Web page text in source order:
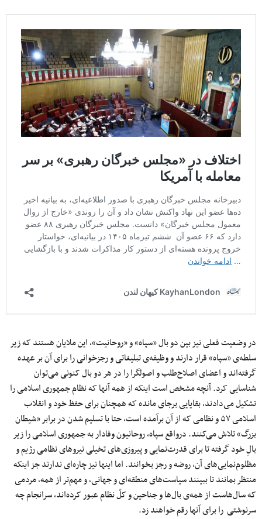
در وضعیت فعلی نیز بین دو بال «سپاه» و «روحانیت»، این ملایان هستند که زیر
سلطه‌ی «سپاه» قرار دارند و وظیفه‌ی تبلیغاتی و رجزخوانی‌ را برای آن بر عهده
گرفته‌اند و اعضای اصلاح‌‌طلب و اصولگرا را در هر دو بال کنونی می‌توان
شناسایی کرد. آنچه مشخص است اینکه از همه آنها که نظام جمهوری اسلامی را
تشکیل می‌دادند، بقایایی برجای مانده که همچنان برای حفظ خود و انقلاب
اسلامی ۵۷ و نظامی که از آن برآمده است، حتا با تسلیم شدن در برابر «شیطان
بزرگ» تلاش می‌کنند. درواقع سپاه، روحانیون وفادار به جمهوری اسلامی را زیر
بالِ خود گرفته تا برای قدرت‌نمایی و پیروزی‌های تخیلی نیروهای نظامی رژیم و
مظلوم‌نمایی‌های آن، روضه و رجز بخوانند. اما اینها نیز چاره‌ای ندارند جز اینکه
منتظر بمانند تا ببینند سیاست‌های منطقه‌ای و جهانی، و مهم‌تر از همه، مردمی
که سال‌هاست از همه‌ی بال‌ها و جناحین و کلّ نظام عبور کرده‌اند، سرانجام چه
سرنوشتی را برای آنها رقم خواهند زد.